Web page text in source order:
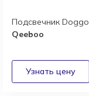
Подсвечник Doggo
Qeeboo